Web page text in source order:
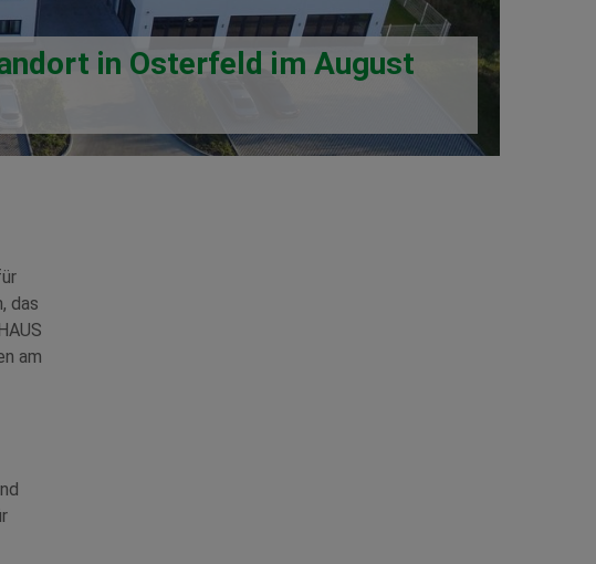
in Osterfeld im August
das
am